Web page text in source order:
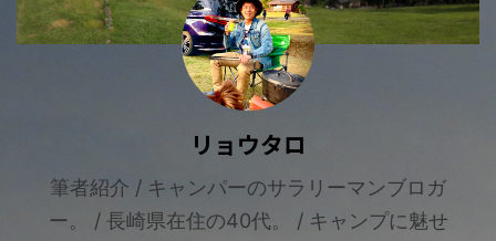
リョウタロ
筆者紹介 / キャンパーのサラリーマンブロガ
ー。 / 長崎県在住の40代。 / キャンプに魅せ